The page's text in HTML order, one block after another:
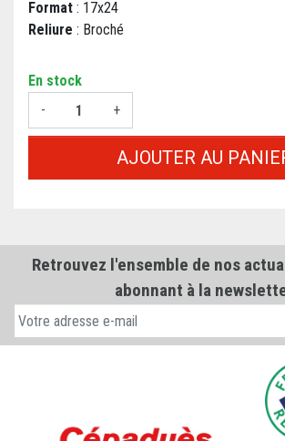
Format : 17x24
Reliure : Broché
En stock
-
+
AJOUTER AU
Retrouvez l'ensemble de nos
abonnant à la